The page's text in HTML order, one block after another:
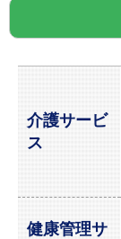
介護サービ
ス
健康管理サ